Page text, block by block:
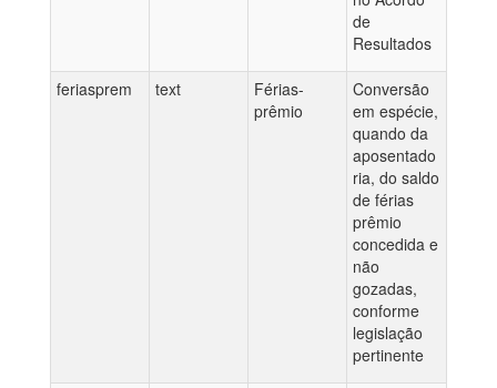
de
Resultados
feriasprem text
Férias-
prêmio
Conversão
em espécie,
quando da
aposentado
ria, do saldo
de férias
prêmio
concedida e
não
gozadas,
conforme
legislação
pertinente